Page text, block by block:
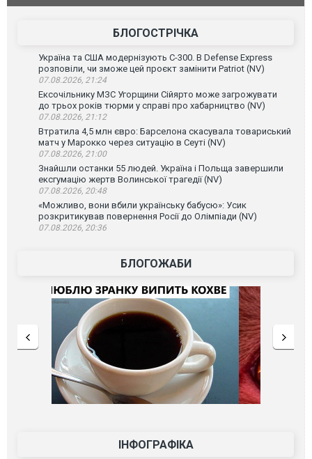
БЛОГОСТРІЧКА
Україна та США модернізують С-300. В Defense Express
розповіли, чи зможе цей проєкт замінити Patriot (NV)
07.08.2026, 21:24
Ексочільнику МЗС Угорщини Сійярто може загрожувати
до трьох років тюрми у справі про хабарництво (NV)
07.08.2026, 21:12
Втратила 4,5 млн євро: Барселона скасувала товариський
матч у Марокко через ситуацію в Сеуті (NV)
07.08.2026, 21:00
Знайшли останки 55 людей. Україна і Польща завершили
ексгумацію жертв Волинської трагедії (NV)
07.08.2026, 20:48
«Можливо, вони вбили українську бабусю»: Усик
розкритикував повернення Росії до Олімпіади (NV)
07.08.2026, 20:36
БЛОГОЖАБИ
ІНФОГРАФІКА